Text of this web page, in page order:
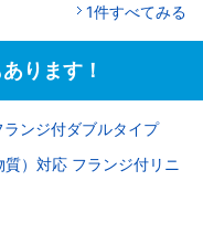
1件すべてみる
ります！
ンジ付ダブルタイプ
質）対応 フランジ付リニ